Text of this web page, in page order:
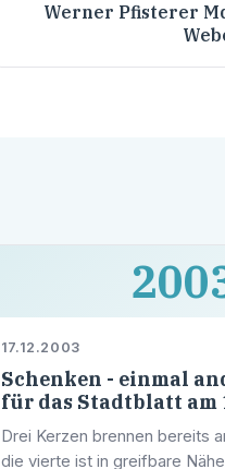
Werner Pfisterer
17.12.2003
Schenken - einmal
für das Stadtblatt am
Drei Kerzen brennen bereits
die vierte ist in greifbare